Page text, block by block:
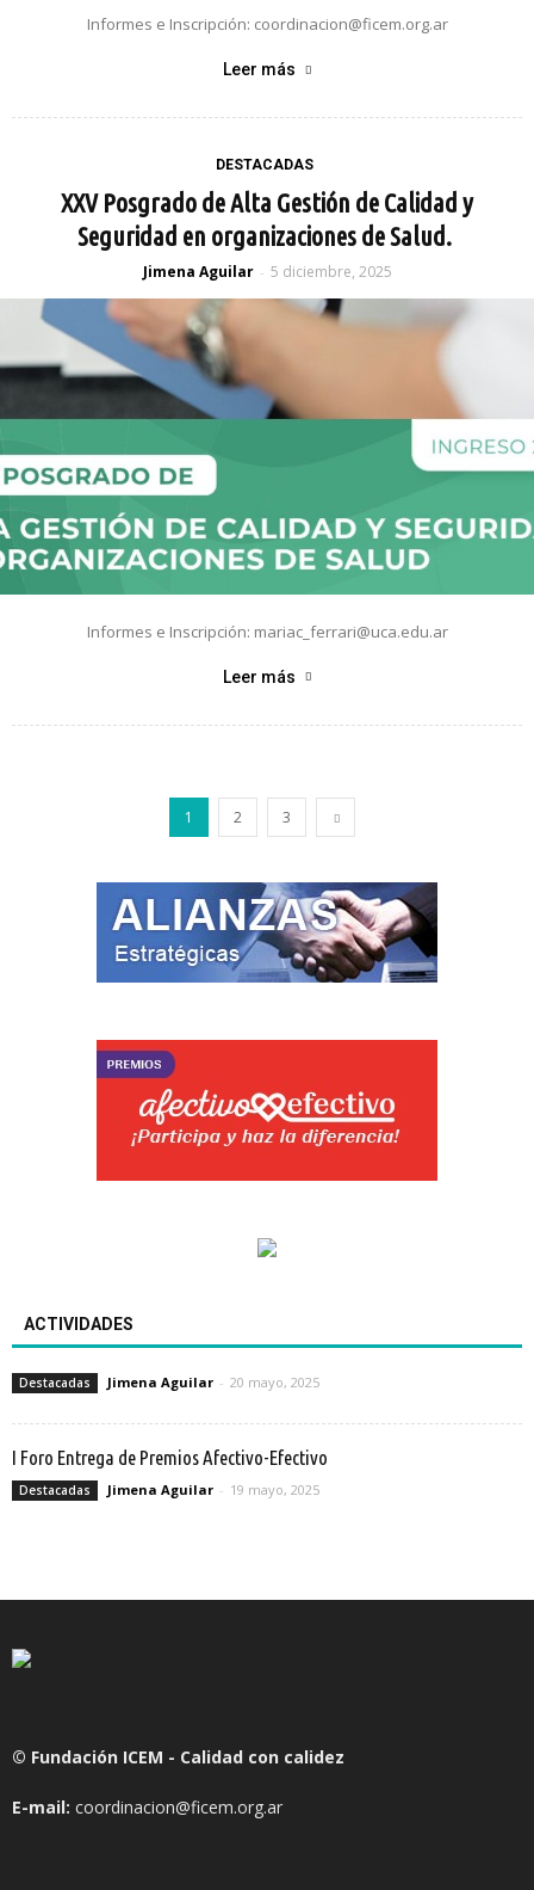
Informes e Inscripción: coordinacion@ficem.org.ar
Leer más
DESTACADAS
XXV Posgrado de Alta Gestión de Calidad y
Seguridad en organizaciones de Salud.
Jimena Aguilar - 5 diciembre, 2025
Informes e Inscripción: mariac_ferrari@uca.edu.ar
Leer más
1 2 3
ACTIVIDADES
Destacadas Jimena Aguilar - 20 mayo, 2025
I Foro Entrega de Premios Afectivo-Efectivo
Destacadas Jimena Aguilar - 19 mayo, 2025
© Fundación ICEM - Calidad con calidez
E-mail: coordinacion@ficem.org.ar